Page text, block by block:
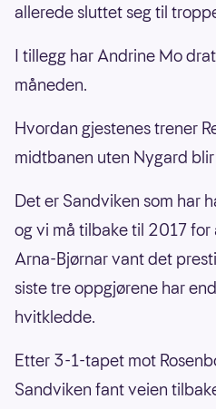
allerede sluttet seg til
I tillegg har Andrine Mo
måneden.
Hvordan gjestenes trener
midtbanen uten Nygard
Det er Sandviken som har
og vi må tilbake til 2017 for
Arna-Bjørnar vant det
siste tre oppgjørene har
hvitkledde.
Etter 3-1-tapet mot
Sandviken fant veien